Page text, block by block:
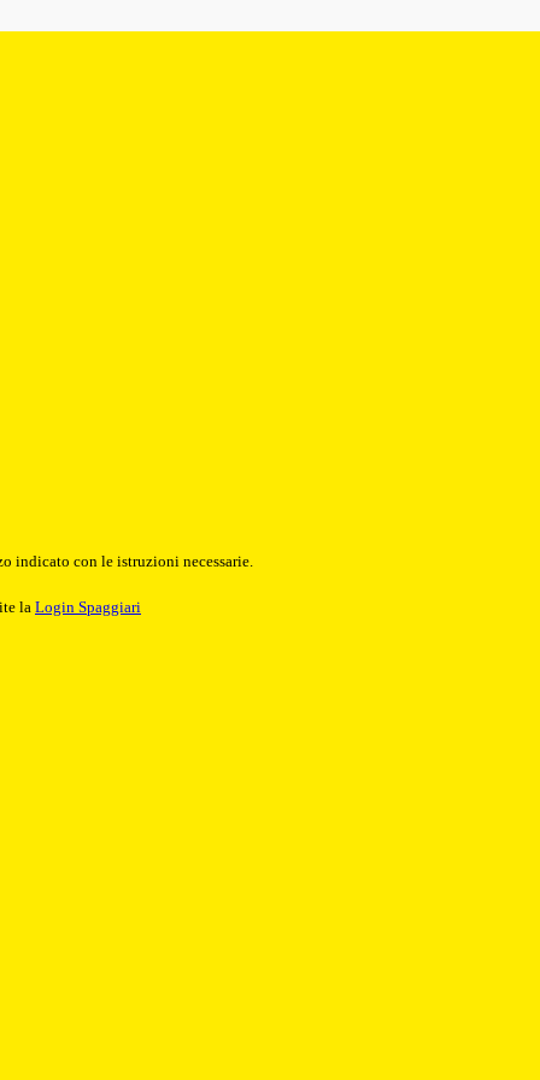
indicato con le istruzioni necessarie.
la Login Spaggiari